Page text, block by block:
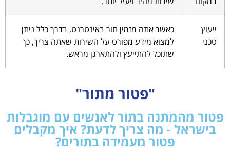
ייעוץ
טכני
כאשר אתה מזמין תור באינטרנט, בדרך כלל ניתן
למצוא מידע מפורט על השירות שאתה צריך, כך
שתוכל להתייעץ ולהתארגן מראש.
"פטור מתור"
פטור מהמתנה בתור לאנשים עם מוגבלות
בישראל - מה צריך לדעת? איך מקבלים
פטור מעמידה בתורים?